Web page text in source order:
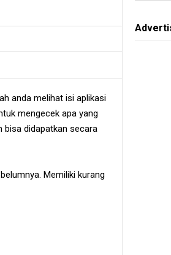
anda melihat isi aplikasi
mengecek apa yang
bisa didapatkan secara
Memiliki kurang